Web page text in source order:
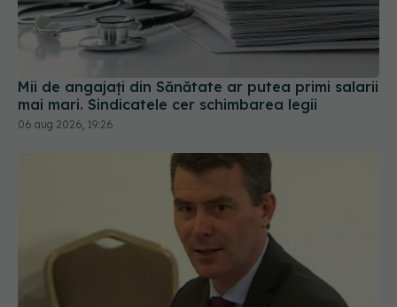
Mii de angajați din Sănătate ar putea primi salarii
mai mari. Sindicatele cer schimbarea legii